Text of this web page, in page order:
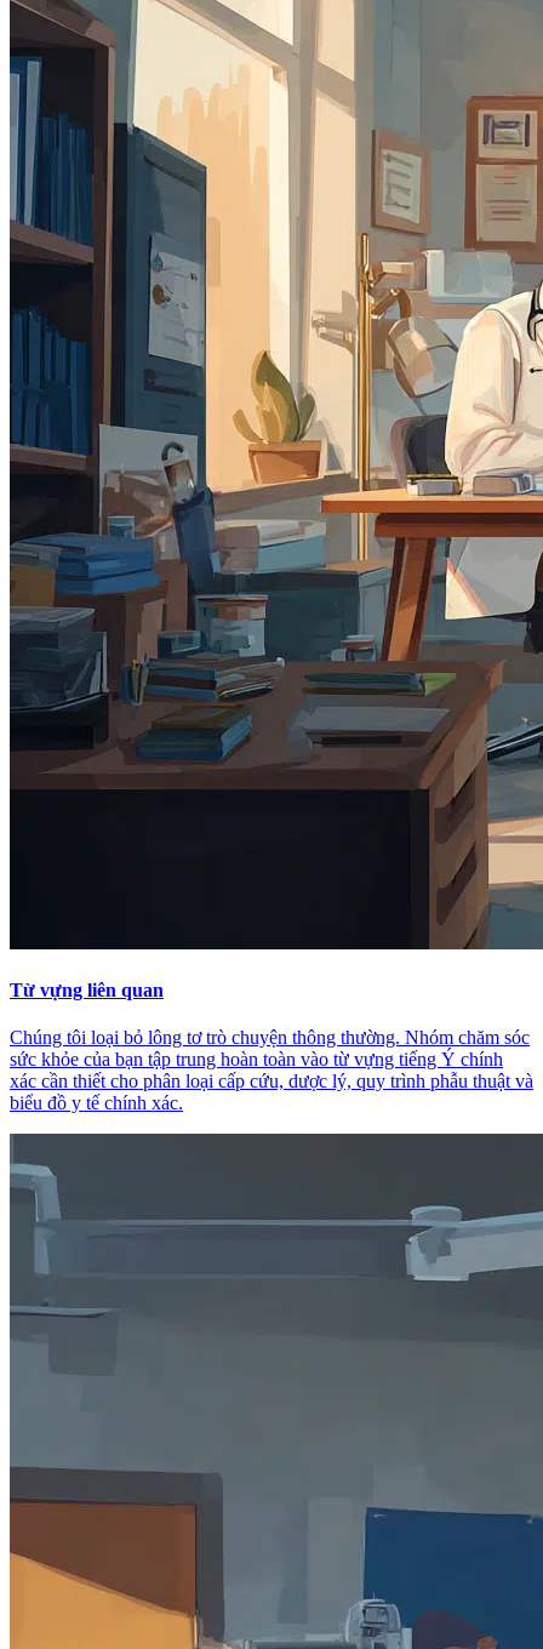
Từ vựng liên quan
Chúng tôi loại bỏ lông tơ trò chuyện thông thường. Nhóm chăm sóc
sức khỏe của bạn tập trung hoàn toàn vào từ vựng tiếng Ý chính
xác cần thiết cho phân loại cấp cứu, dược lý, quy trình phẫu thuật và
biểu đồ y tế chính xác.